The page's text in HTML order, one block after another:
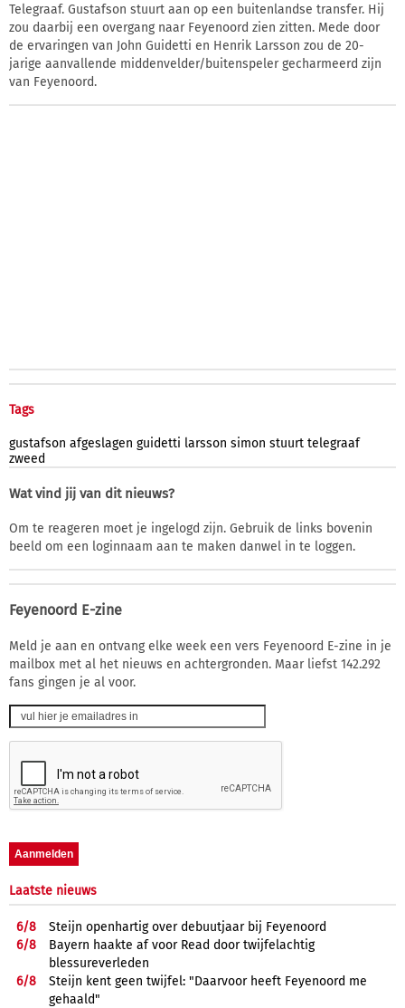
Telegraaf. Gustafson stuurt aan op een buitenlandse transfer. Hij
zou daarbij een overgang naar Feyenoord zien zitten. Mede door
de ervaringen van John Guidetti en Henrik Larsson zou de 20-
jarige aanvallende middenvelder/buitenspeler gecharmeerd zijn
van Feyenoord.
Tags
gustafson afgeslagen guidetti larsson simon stuurt telegraaf
zweed
Wat vind jij van dit nieuws?
Om te reageren moet je ingelogd zijn. Gebruik de links bovenin
beeld om een loginnaam aan te maken danwel in te loggen.
Feyenoord E-zine
Meld je aan en ontvang elke week een vers Feyenoord E-zine in je
mailbox met al het nieuws en achtergronden. Maar liefst 142.292
fans gingen je al voor.
Laatste nieuws
6/8
Steijn openhartig over debuutjaar bij Feyenoord
6/8
Bayern haakte af voor Read door twijfelachtig
blessureverleden
6/8
Steijn kent geen twijfel: "Daarvoor heeft Feyenoord me
gehaald"